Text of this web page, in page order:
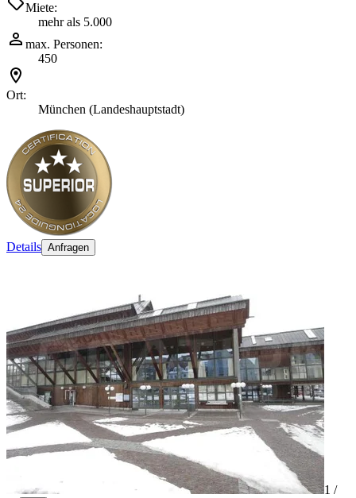
Miete:
mehr als 5.000
max. Personen:
450
Ort:
München (Landeshauptstadt)
Details Anfragen
1 /